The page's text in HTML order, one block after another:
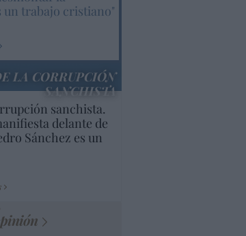
un trabajo cristiano"
LA CORRUPCIÓN
SANCHISTA
sanchista.
delante de
Sánchez es un